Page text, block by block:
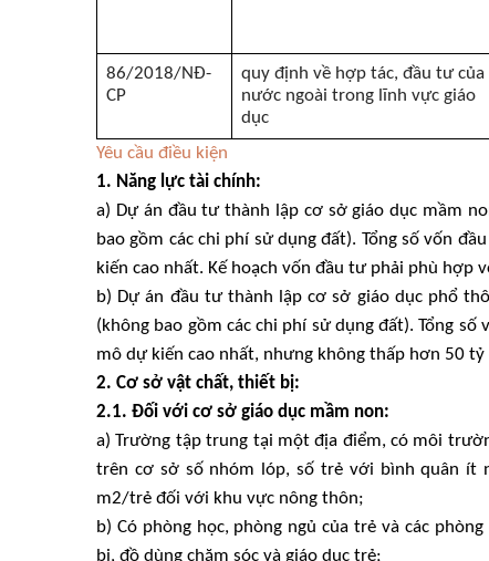
86/2018/NĐ-
CP
quy định về hợp tác, đầu tư của
nước ngoài trong lĩnh vực giáo
dục
Yêu cầu điều kiện
1. Năng lực tài chính:
a) Dự án đầu tư thành lập cơ sở giáo dục mầm
bao gồm các chi phí sử dụng đất). Tổng số vốn
kiến cao nhất. Kế hoạch vốn đầu tư phải phù hợp
b) Dự án đầu tư thành lập cơ sở giáo dục phổ
(không bao gồm các chi phí sử dụng đất). Tổng
mô dự kiến cao nhất, nhưng không thấp hơn 50 tỷ
2. Cơ sở vật chất, thiết bị:
2.1. Đối với cơ sở giáo dục mầm non:
a) Trường tập trung tại một địa điểm, có môi
trên cơ sở số nhóm lóp, số trẻ với bình quân
m2/trẻ đối với khu vực nông thôn;
b) Có phòng học, phòng ngủ của trẻ và các
bị, đồ dùng chăm sóc và giáo dục trẻ;